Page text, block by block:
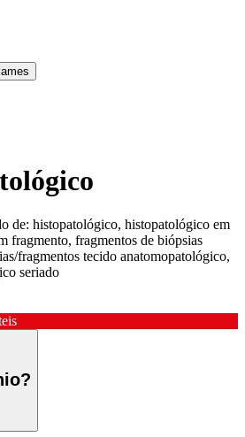
de: histopatológico, histopatológico em
fragmento, fragmentos de biópsias
fragmentos tecido anatomopatológico,
seriado